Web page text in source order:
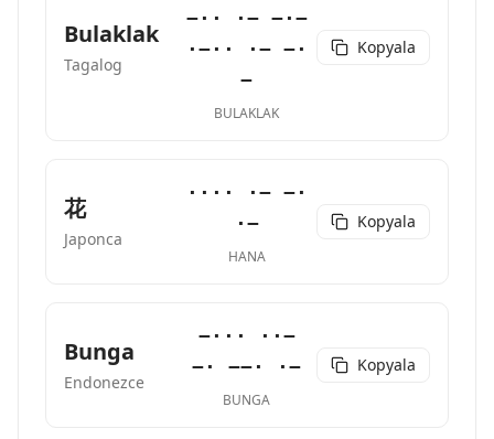
Bulaklak
Tagalog
−·· ·− −·−
·−·· ·− −·
−
BULAKLAK
Kopyala
花
Japonca
···· ·− −·
·−
HANA
Kopyala
Bunga
Endonezce
−··· ··−
−· −−· ·−
BUNGA
Kopyala